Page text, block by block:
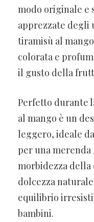
modo originale e
apprezzate degli
tiramisù al
colorata e
il gusto della
Perfetto durante
al mango è un
leggero, ideale
per una merenda
morbidezza della
dolcezza
equilibrio
bambini.